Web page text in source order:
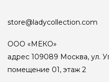
store@ladycollection.com
ООО «МЕКО»
адрес 109089 Москва, ул.
помещение 01, этаж 2